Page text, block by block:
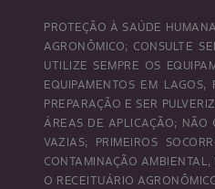
PROTEÇÃO À SAÚDE
AGRONÔMICO; CONSULTE
UTILIZE SEMPRE OS
EQUIPAMENTOS EM
PREPARAÇÃO E SER
ÁREAS DE APLICAÇÃO; NÃO
VAZIAS; PRIMEIROS
CONTAMINAÇÃO
O RECEITUÁRIO